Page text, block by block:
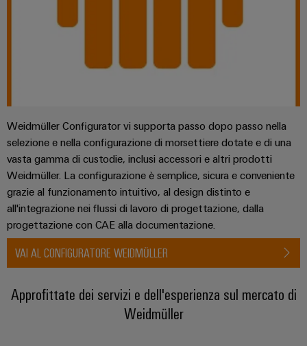
Weidmüller Configurator vi supporta passo dopo passo nella
selezione e nella configurazione di morsettiere dotate e di una
vasta gamma di custodie, inclusi accessori e altri prodotti
Weidmüller. La configurazione è semplice, sicura e conveniente
grazie al funzionamento intuitivo, al design distinto e
all'integrazione nei flussi di lavoro di progettazione, dalla
progettazione con CAE alla documentazione.
VAI AL CONFIGURATORE WEIDMÜLLER
Approfittate dei servizi e dell'esperienza sul mercato di
Weidmüller